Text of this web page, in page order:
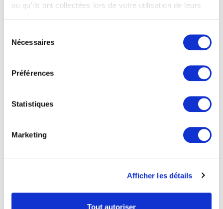
ou qu'ils ont collectées lors de votre utilisation de leurs
Nécessaires
Préférences
Statistiques
Marketing
Afficher les détails
Tout autoriser
LIRE LA SUITE
NEWSLETTER